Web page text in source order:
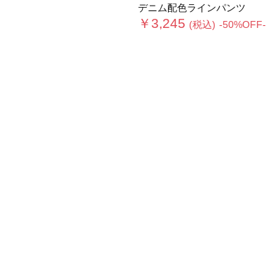
デニム配色ラインパンツ
￥3,245 (税込) -50%OFF-